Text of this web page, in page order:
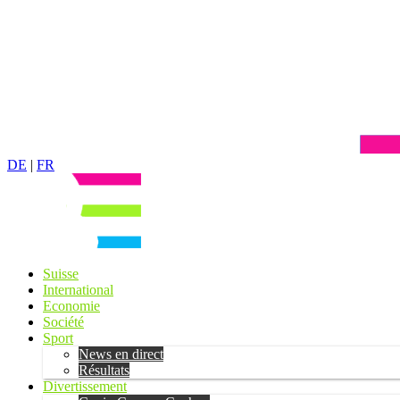
DE | FR
Suisse
International
Economie
Société
Sport
News en direct
Résultats
Divertissement